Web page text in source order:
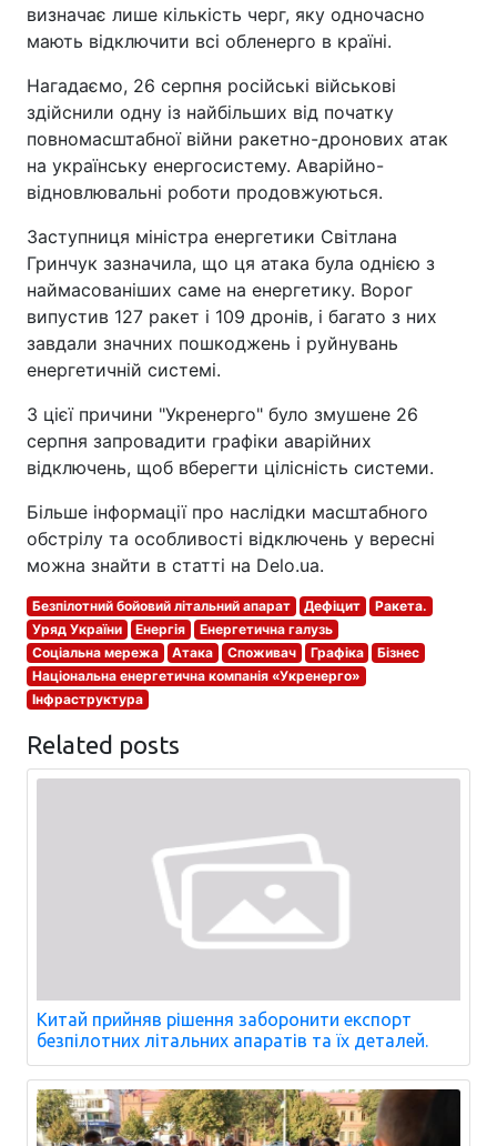
визначає лише кількість черг, яку одночасно
мають відключити всі обленерго в країні.
Нагадаємо, 26 серпня російські військові
здійснили одну із найбільших від початку
повномасштабної війни ракетно-дронових атак
на українську енергосистему. Аварійно-
відновлювальні роботи продовжуються.
Заступниця міністра енергетики Світлана
Гринчук зазначила, що ця атака була однією з
наймасованіших саме на енергетику. Ворог
випустив 127 ракет і 109 дронів, і багато з них
завдали значних пошкоджень і руйнувань
енергетичній системі.
З цієї причини "Укренерго" було змушене 26
серпня запровадити графіки аварійних
відключень, щоб вберегти цілісність системи.
Більше інформації про наслідки масштабного
обстрілу та особливості відключень у вересні
можна знайти в статті на Delo.ua.
Безпілотний бойовий літальний апарат Дефіцит
Ракета.
Уряд України
Енергія
Енергетична галузь
Соціальна мережа
Атака Споживач Графіка
Бізнес
Національна енергетична компанія «Укренерго»
Інфраструктура
Related posts
Китай прийняв рішення заборонити експорт
безпілотних літальних апаратів та їх деталей.